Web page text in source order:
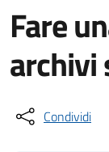
Fare
archivi
Condividi